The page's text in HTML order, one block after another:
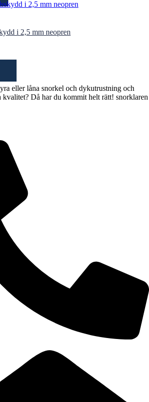
i 2,5 mm neopren
has
multiple
the
product
page
eller låna snorkel och dykutrustning och
kvalitet? Då har du kommit helt rätt! snorklaren